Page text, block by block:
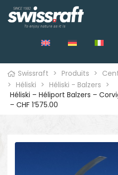
Swissraft > Produits >
> Héliski > Héliski - Balzers >
Héliski – Héliport Balzers –
– CHF 1’575.00